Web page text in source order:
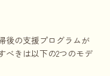
後の支援プログラムが
べきは以下の2つのモデ